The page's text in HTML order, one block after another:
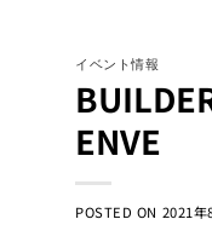
イベント情報
ENVE
POSTED ON 2021年